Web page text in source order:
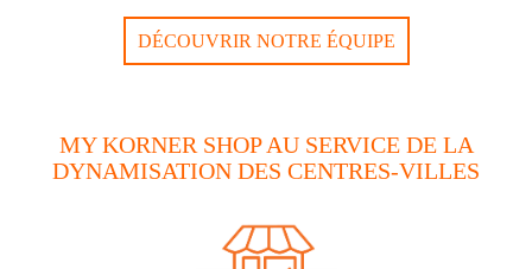
DÉCOUVRIR NOTRE ÉQUIPE
MY KORNER SHOP AU SERVICE DE LA
DYNAMISATION DES CENTRES-VILLES